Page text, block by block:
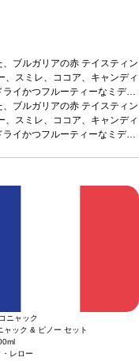
ブルガリアの赤 テイスティン
スミレ、ココア、キャンディ
イかつフルーティーなミディ
タルト、マジパン、シーダ
度のフィニッシュの余韻が続
たえがある。合う料理ハーブ
す、ご了承ください。
ブルガリアの赤 テイスティン
スミレ、ココア、キャンディ
イかつフルーティーなミディ
えがある。
どと好相性
れの場合、在庫があり価格が
す、ご了承ください。
ニャック
ャック & ピノー セット
レロー